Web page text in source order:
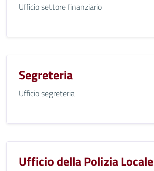
Ufficio settore finanziario
Segreteria
Ufficio segreteria
Ufficio della Polizia Locale